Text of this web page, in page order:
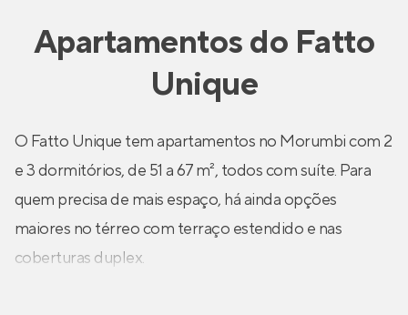
Apartamentosdo Fatto
Unique
O Fatto Unique tem apartamentos no Morumbi com 2
e 3 dormitórios, de 51 a 67 m², todos com suíte. Para
quem precisa de mais espaço, há ainda opções
maiores no térreo com terraço estendido e nas
coberturas duplex.